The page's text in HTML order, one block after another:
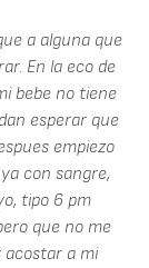
a alguna que
En la eco de
bebe no tiene
esperar que
empiezo
con sangre,
tipo 6 pm
que no me
acostar a mi